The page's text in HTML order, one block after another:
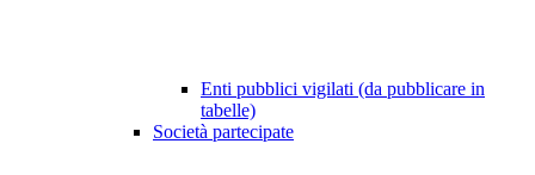
Enti pubblici vigilati (da pubblicare in
tabelle)
Società partecipate